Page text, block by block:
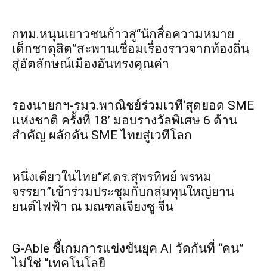
กทม.หนุนเยาวชนก้าวสู่“นักสื่อความหมาย
เด็กชาดุสิต”สะพานเชื่อมเรื่องราวจากท้องถิ่น
สู่อัตลักษณ์เมืองอันทรงคุณค่า
รองนายกฯ-รมว.พาณิชย์ร่วมเวที‘สุดยอด SME
แห่งชาติ ครั้งที่ 18’ มอบรางวัลพิเศษ 6 ด้าน
สำคัญ ผลักดัน SME ไทยสู่เวทีโลก
หนึ่งเดียวในไทย“ศ.ดร.สุพรทิพย์ พรหม
จรรยา”เข้าร่วมประชุมกับกลุ่มทุนใหญ่ยาน
ยนต์ไฟฟ้า ณ มณฑลเจียงซู จีน
G-Able ชี้เกมการแข่งขันยุค AI วัดกันที่ “คน”
ไม่ใช่ “เทคโนโลยี